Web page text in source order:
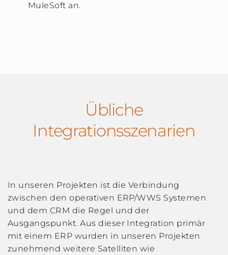
MuleSoft an.
Übliche
Integrationsszenarien
In unseren Projekten ist die Verbindung
zwischen den operativen ERP/WWS Systemen
und dem CRM die Regel und der
Ausgangspunkt. Aus dieser Integration primär
mit einem ERP wurden in unseren Projekten
zunehmend weitere Satelliten wie